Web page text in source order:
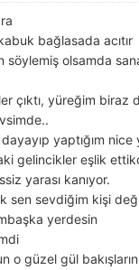
bağlasada acıtır
söylemiş olsamda
çıktı, yüreğim biraz
dayayıp yaptığım
gelincikler eşlik
yarası kanıyor.
sen sevdiğim kişi
yerdesin
o güzel gül